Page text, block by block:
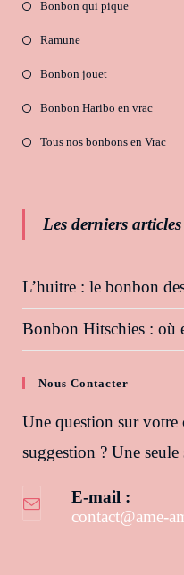
Bonbon qui pique
Ramune
Bonbon jouet
Bonbon Haribo en vrac
Tous nos bonbons en Vrac
Les derniers
L’huitre : le bonbon
Bonbon Hitschies : où
Nous Contacter
Une question sur votre
suggestion ? Une
E-mail :
contact@ame-